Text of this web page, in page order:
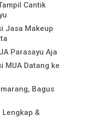
Cantik
Jasa Makeup
Parasayu Aja
MUA Datang ke
Bagus
Lengkap &